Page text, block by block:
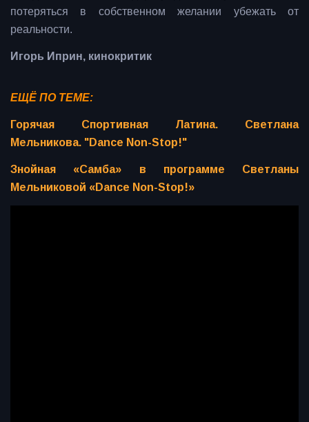
потеряться в собственном желании убежать от
реальности.
Игорь Иприн, кинокритик
ЕЩЁ ПО ТЕМЕ:
Горячая Спортивная Латина. Светлана
Мельникова. "Dance Non-Stop!"
Знойная «Самба» в программе Светланы
Мельниковой «Dance Non-Stop!»